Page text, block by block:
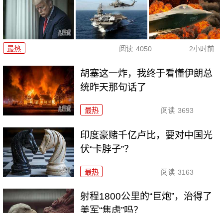
最热 阅读 4050 2小时前
胡塞这一炸，我终于看懂伊朗总
统昨天那句话了
最热 阅读 3693
印度豪赌千亿卢比，要对中国光
伏“卡脖子”？
最热 阅读 3163
射程1800公里的“巨炮”，治得了
美军“焦虑”吗？